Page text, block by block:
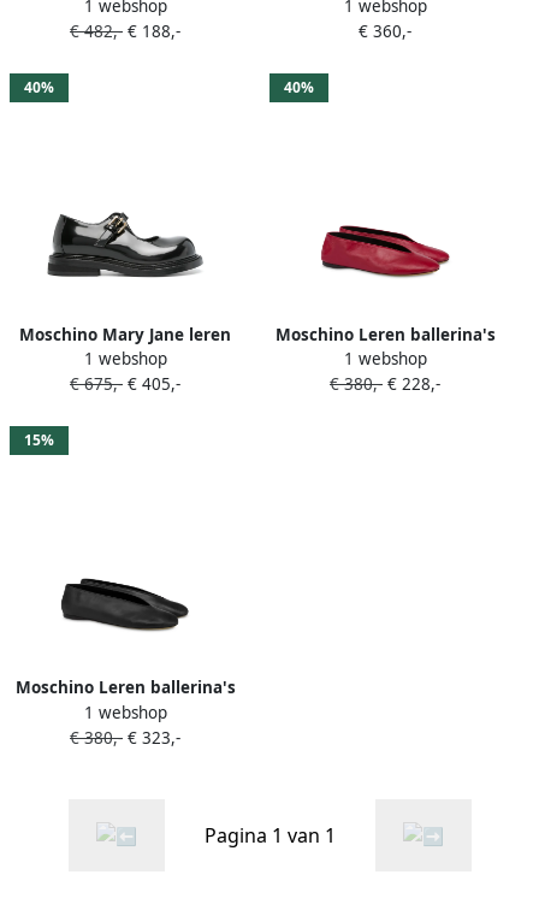
Bruin
1 webshop
€ 482,- € 188,-
Blauw
1 webshop
€ 360,-
40%
Moschino Mary Jane leren
ballerina's Zwart
1 webshop
€ 675,- € 405,-
40%
Moschino Leren ballerina's
Rood
1 webshop
€ 380,- € 228,-
15%
Moschino Leren ballerina's
Zwart
1 webshop
€ 380,- € 323,-
Pagina 1 van 1